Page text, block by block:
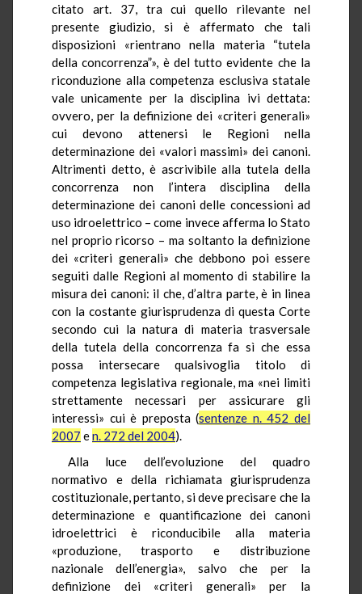
citato art. 37, tra cui quello rilevante nel
presente giudizio, si è affermato che tali
disposizioni «rientrano nella materia “tutela
della concorrenza”», è del tutto evidente che la
riconduzione alla competenza esclusiva statale
vale unicamente per la disciplina ivi dettata:
ovvero, per la definizione dei «criteri generali»
cui devono attenersi le Regioni nella
determinazione dei «valori massimi» dei canoni.
Altrimenti detto, è ascrivibile alla tutela della
concorrenza non l’intera disciplina della
determinazione dei canoni delle concessioni ad
uso idroelettrico – come invece afferma lo Stato
nel proprio ricorso – ma soltanto la definizione
dei «criteri generali» che debbono poi essere
seguiti dalle Regioni al momento di stabilire la
misura dei canoni: il che, d’altra parte, è in linea
con la costante giurisprudenza di questa Corte
secondo cui la natura di materia trasversale
della tutela della concorrenza fa sì che essa
possa intersecare qualsivoglia titolo di
competenza legislativa regionale, ma «nei limiti
strettamente necessari per assicurare gli
interessi» cui è preposta (sentenze n. 452 del
2007 en. 272 del 2004).
Alla luce dell’evoluzione del quadro
normativo e della richiamata giurisprudenza
costituzionale, pertanto, si deve precisare che la
determinazione e quantificazione dei canoni
idroelettrici è riconducibile alla materia
«produzione, trasporto e distribuzione
nazionale dell’energia», salvo che per la
definizione dei «criteri generali» per la